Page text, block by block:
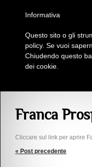
Franca
Cliccare sul link per aprire
« Post precedente
Informativa
Questo sito o gli
policy. Se vuoi
Chiudendo questo
dei cookie.